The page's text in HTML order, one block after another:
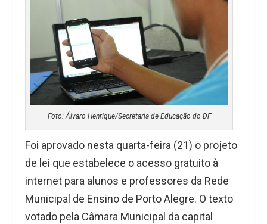
Foto: Álvaro Henrique/Secretaria de Educação do DF
Foi aprovado nesta quarta-feira (21) o projeto
de lei que estabelece o acesso gratuito à
internet para alunos e professores da Rede
Municipal de Ensino de Porto Alegre. O texto
votado pela Câmara Municipal da capital